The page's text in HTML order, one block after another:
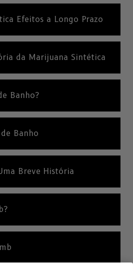
Efeitos a Longo Prazo
da Marijuana Sintética
Banho?
Banho
Breve História